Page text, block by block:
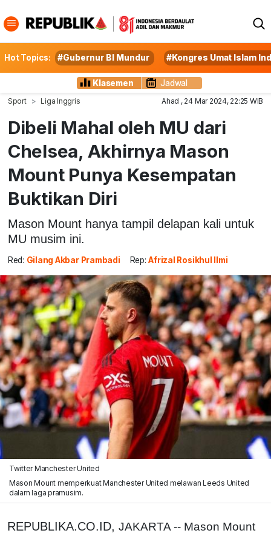
Hot Topics: #Gubernur BI Mundur #Kongres Umat Islam
Klasemen Jadwal
Sport Liga Inggris Ahad , 24 Mar 2024, 22:25 WIB
Dibeli Mahal oleh MU dari
Chelsea, Akhirnya Mason
Mount Punya Kesempatan
Buktikan Diri
Mason Mount hanya tampil delapan kali untuk
MU musim ini.
Red: Gilang Akbar Prambadi Rep: Afrizal Rosikhul Ilmi
Twitter Manchester United
Mason Mount memperkuat Manchester United melawan Leeds United
dalam laga pramusim.
REPUBLIKA.CO.ID, JAKARTA -- Mason Mount